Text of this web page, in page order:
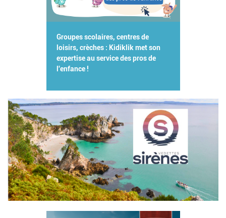
Groupes scolaires, centres de
loisirs, crèches : Kidiklik met son
expertise au service des pros de
l'enfance !